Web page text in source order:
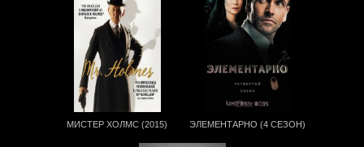
МИСТЕР ХОЛМС (2015) ЭЛЕМЕНТАРНО (4 СЕЗОН)